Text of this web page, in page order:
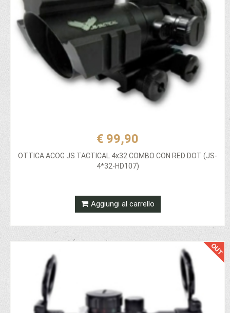
€ 99,90
OTTICA ACOG JS TACTICAL 4x32 COMBO CON RED DOT (JS-
4*32-HD107)
Aggiungi al carrello